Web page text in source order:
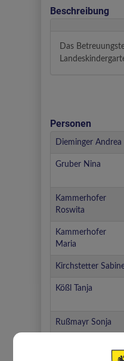
Beschreibung
Das
Personen
Dieminger Andrea
Gruber Nina
Kammerhofer
Roswita
Kammerhofer
Maria
Kirchstetter
Kößl Tanja
Rußmayr Sonja